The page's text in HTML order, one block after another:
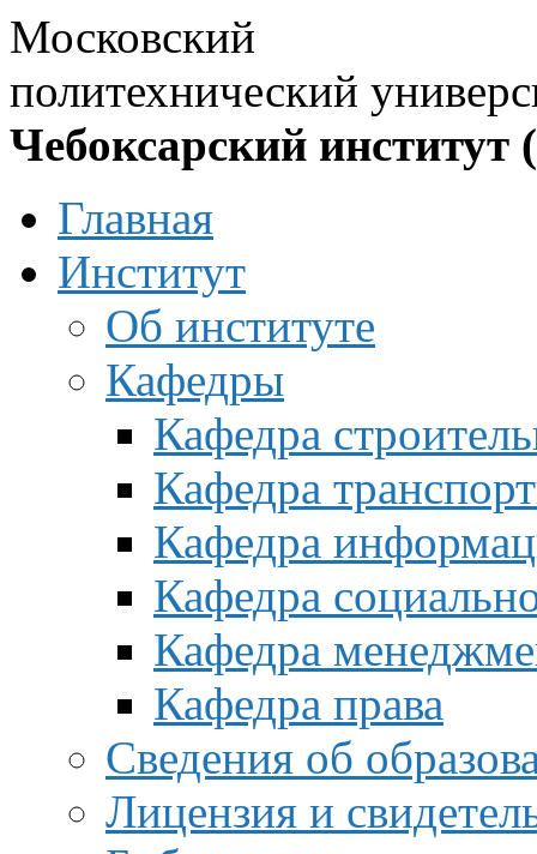
Московский
политехнический
Чебоксарский институт
Главная
Институт
Об институте
Кафедры
Кафедра
Кафедра
Кафедра
Кафедра
Кафедра
Кафедра права
Сведения об
Лицензия и